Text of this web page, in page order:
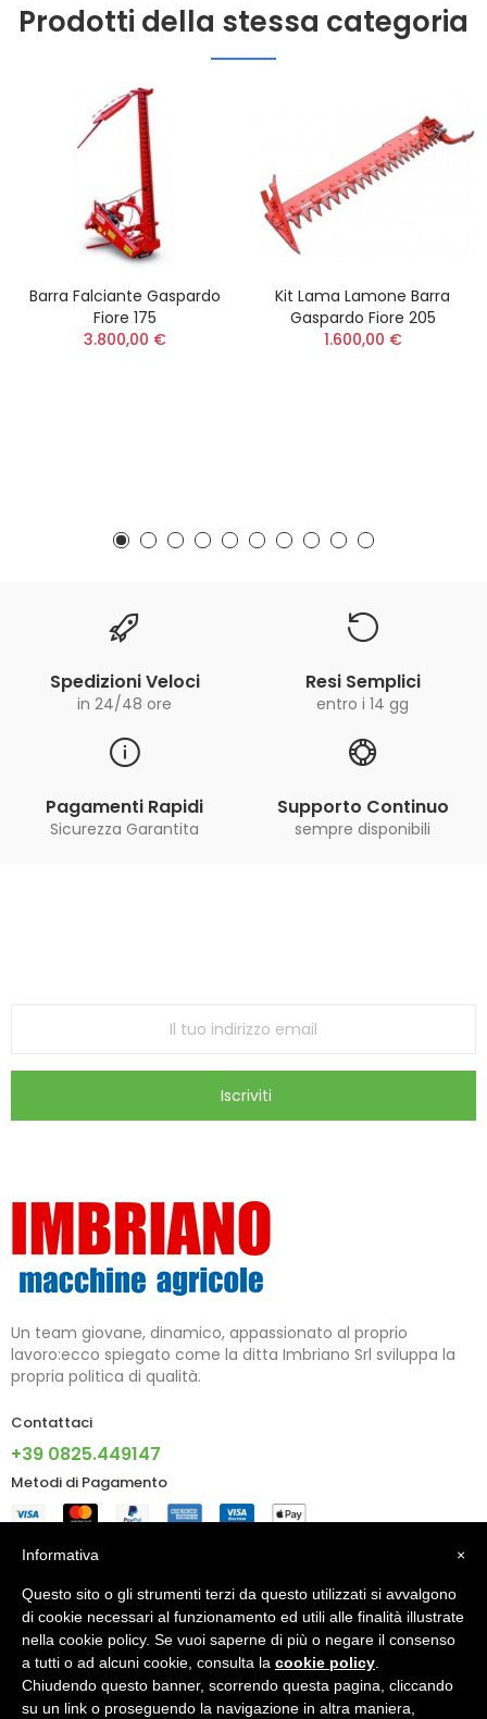
Prodotti della stessa categoria
Barra Falciante Gaspardo
Fiore 175
3.800,00 €
Kit Lama Lamone Barra
Gaspardo Fiore 205
1.600,00 €
Spedizioni Veloci
in 24/48 ore
Resi Semplici
entro i 14 gg
Pagamenti Rapidi
Sicurezza Garantita
Supporto Continuo
sempre disponibili
Iscriviti
Un team giovane, dinamico, appassionato al proprio
lavoro:ecco spiegato come la ditta Imbriano Srl sviluppa la
propria politica di qualità.
Contattaci
+39 0825.449147
Metodi di Pagamento
Informazioni
Account
© 2024 - IMBRIANO S.R.L. PI 02805090640 - Made With ♥ By
×
Informativa
Questo sito o gli strumenti terzi da questo utilizzati si avvalgono
di cookie necessari al funzionamento ed utili alle finalità illustrate
nella cookie policy. Se vuoi saperne di più o negare il consenso
a tutti o ad alcuni cookie, consulta la cookie policy
Chiudendo questo banner, scorrendo questa pagina, cliccando
su un link o proseguendo la navigazione in altra maniera,